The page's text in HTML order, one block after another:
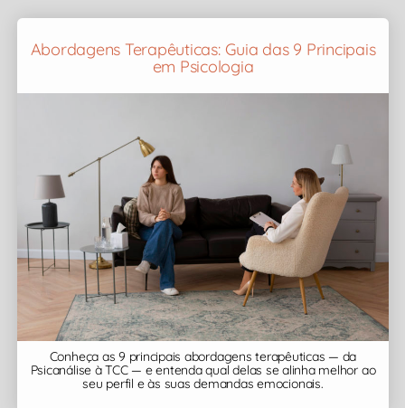
Abordagens Terapêuticas: Guia das 9 Principais
em Psicologia
Conheça as 9 principais abordagens terapêuticas — da
Psicanálise à TCC — e entenda qual delas se alinha melhor ao
seu perfil e às suas demandas emocionais.